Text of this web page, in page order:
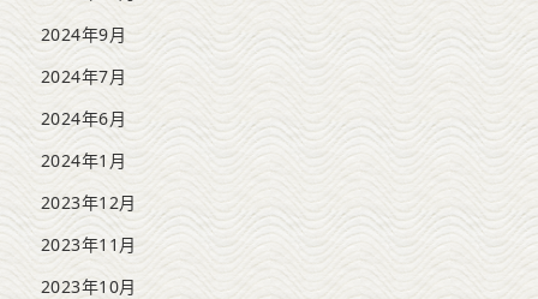
2024年9月
2024年7月
2024年6月
2024年1月
2023年12月
2023年11月
2023年10月